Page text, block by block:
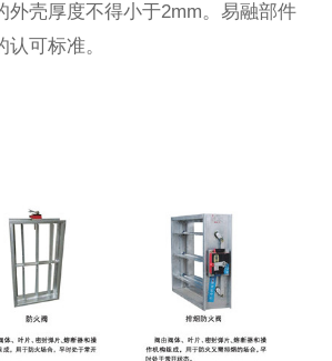
外壳厚度不得小于2mm。易融部件
可标准。